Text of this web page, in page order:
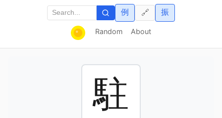
Random About
例 振
🔗
駐